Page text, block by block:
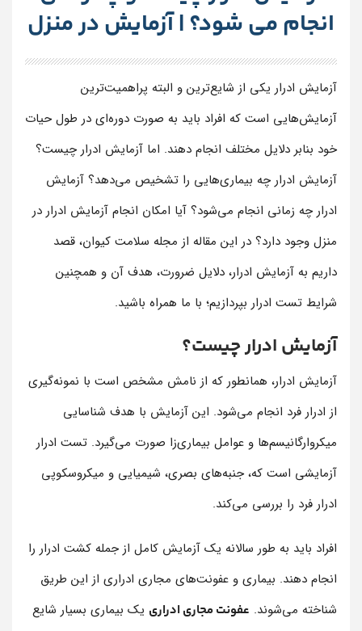
انجام می شود؟ | آزمایش در منزل
آزمایش ادرار یکی از شایع‌ترین و البته پراهمیت‌ترین
آزمایش‌هایی است که افراد باید به صورت دوره‌ای در طول حیات
خود بنابر دلایل مختلف انجام دهند. اما آزمایش ادرار چیست؟
آزمایش ادرار چه بیماری‌هایی را تشخیص می‌دهد؟ آزمایش
ادرار چه زمانی انجام می‌شود؟ آیا امکان انجام آزمایش ادرار در
منزل وجود دارد؟ در این مقاله از مجله سلامت کیوان، قصد
داریم به آزمایش ادرار، دلایل ضرورت، هدف آن و همچنین
شرایط تست ادرار بپردازیم؛ با ما همراه باشید.
آزمایش ادرار چیست؟
آزمایش ادرار، همانطور که از نامش مشخص است با نمونه‌گیری
از ادرار فرد انجام می‌شود. این آزمایش با هدف شناسایی
میکروارگانیسم‌ها و عوامل بیماری‌زا صورت می‌گیرد. تست ادرار
آزمایشی است که، جنبه‌های بصری، شیمیایی و میکروسکوپی
ادرار فرد را بررسی می‌کند.
افراد باید به طور سالانه یک آزمایش کامل از جمله کشت ادرار را
انجام دهند. بیماری و عفونت‌های مجاری ادراری از این طریق
شناخته می‌شوند. عفونت مجاری ادراری یک بیماری بسیار شایع